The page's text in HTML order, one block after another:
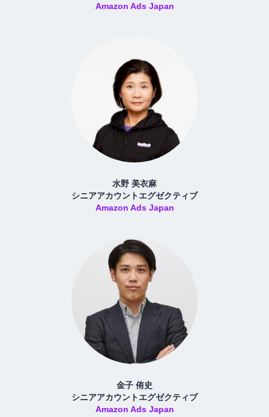
Amazon Ads Japan
水野 美衣麻
シニアアカウントエグゼクティブ
Amazon Ads Japan
金子 侑史
シニアアカウントエグゼクティブ
Amazon Ads Japan